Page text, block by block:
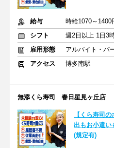
給与
時給1070～
シフト
週2日以上 1日3
雇用形態
アルバイト・パ
アクセス
博多南駅
無添くら寿司 春日星見ヶ丘店
【くら寿司
出もお小遣
(規定有)